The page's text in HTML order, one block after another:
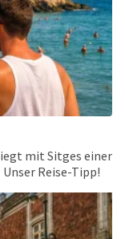
mit Sitges einer
Reise-Tipp!